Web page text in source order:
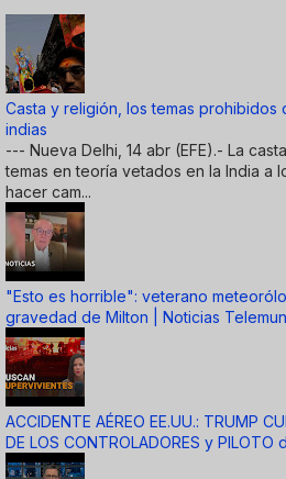
Casta y religión, los temas prohibidos
indias
--- Nueva Delhi, 14 abr (EFE).- La
temas en teoría vetados en la India a
hacer cam...
"Esto es horrible": veterano
gravedad de Milton | Noticias
ACCIDENTE AÉREO EE.UU.: TRUMP
DE LOS CONTROLADORES y PILOTO